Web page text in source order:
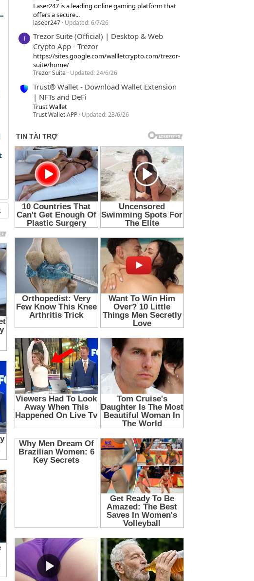
Laser247 is a leading online gaming platform that
offers a secure...
laseer247 Updated:6/7/26
Trezor Suite (Official) | Desktop & Web
Crypto App - Trezor
https://sites.google.com/wallletcrypto.com/trezor-
suite/home/
Trezor Suite Updated:24/6/26
Trust® Wallet - Download Wallet Extension
| NFTs and DeFi
Trust Wallet
Trust Wallet APP Updated:23/6/26